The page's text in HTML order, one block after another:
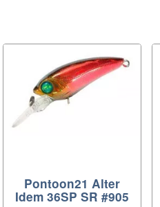
Pontoon21 Alter
Idem 36SP SR #905